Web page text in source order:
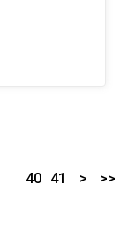
40 41 > >>